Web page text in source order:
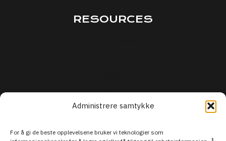
Administrere samtykke
For å gi de beste opplevelsene bruker vi teknologier som
RESOURCES
Articles